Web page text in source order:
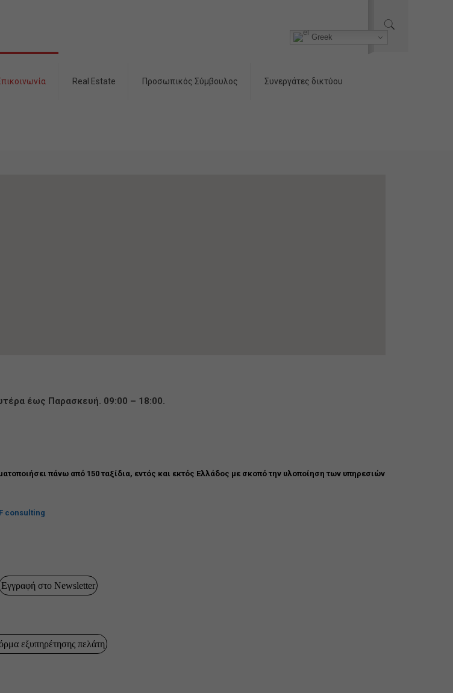
Real Estate Προσωπικός Σύμβουλος Συνεργάτες δικτύου
έως Παρασκευή. 09:00 – 18:00.
πάνω από 150 ταξίδια, εντός και εκτός Ελλάδος με σκοπό την υλοποίηση των υπηρεσιών
consulting
Εγγραφή στο Newsletter
εξυπηρέτησης πελάτη
Greek